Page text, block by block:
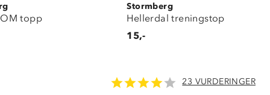
topp
Stormberg
Hellerdal treningstop
15,-
23 VURDERINGER